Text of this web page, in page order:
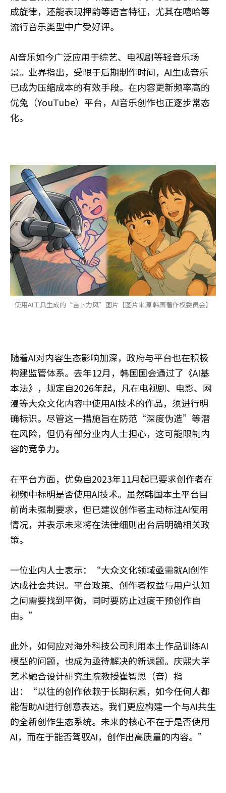
成旋律，还能表现押韵等语言特征，尤其在嘻哈等
流行音乐类型中广受好评。
AI音乐如今广泛应用于综艺、电视剧等轻音乐场
景。业界指出，受限于后期制作时间，AI生成音乐
已成为压缩成本的有效手段。在内容更新频率高的
优兔（YouTube）平台，AI音乐创作也正逐步常态
化。
使用AI工具生成的“吉卜力风”图片【图片来源 韩国著作权委员会】
随着AI对内容生态影响加深，政府与平台也在积极
构建监管体系。去年12月，韩国国会通过了《AI基
本法》，规定自2026年起，凡在电视剧、电影、网
漫等大众文化内容中使用AI技术的作品，须进行明
确标识。尽管这一措施旨在防范“深度伪造”等潜
在风险，但仍有部分业内人士担心，这可能限制内
容的竞争力。
在平台方面，优兔自2023年11月起已要求创作者在
视频中标明是否使用AI技术。虽然韩国本土平台目
前尚未强制要求，但已建议创作者主动标注AI使用
情况，并表示未来将在法律细则出台后明确相关政
策。
一位业内人士表示：“大众文化领域亟需就AI创作
达成社会共识。平台政策、创作者权益与用户认知
之间需要找到平衡，同时要防止过度干预创作自
由。”
此外，如何应对海外科技公司利用本土作品训练AI
模型的问题，也成为亟待解决的新课题。庆熙大学
艺术融合设计研究生院教授崔智恩（音）指
出：“以往的创作依赖于长期积累，如今任何人都
能借助AI进行创意表达。我们更应构建一个与AI共生
的全新创作生态系统。未来的核心不在于是否使用
AI，而在于能否驾驭AI，创作出高质量的内容。”